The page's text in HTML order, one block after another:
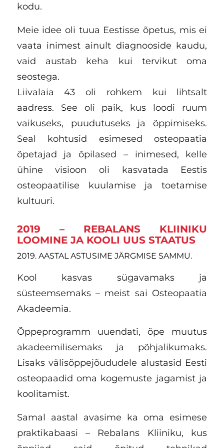
kodu.
Meie idee oli tuua Eestisse õpetus, mis ei
vaata inimest ainult diagnooside kaudu,
vaid austab keha kui tervikut oma
seostega.
Liivalaia 43 oli rohkem kui lihtsalt
aadress. See oli paik, kus loodi ruum
vaikuseks, puudutuseks ja õppimiseks.
Seal kohtusid esimesed osteopaatia
õpetajad ja õpilased – inimesed, kelle
ühine visioon oli kasvatada Eestis
osteopaatilise kuulamise ja toetamise
kultuuri.
2019 – REBALANS KLIINIKU
LOOMINE JA KOOLI UUS STAATUS
2019. AASTAL ASTUSIME JÄRGMISE SAMMU.
Kool kasvas sügavamaks ja
süsteemsemaks – meist sai Osteopaatia
Akadeemia.
Õppeprogramm uuendati, õpe muutus
akadeemilisemaks ja põhjalikumaks.
Lisaks välisõppejõududele alustasid Eesti
osteopaadid oma kogemuste jagamist ja
koolitamist.
Samal aastal avasime ka oma esimese
praktikabaasi – Rebalans Kliiniku, kus